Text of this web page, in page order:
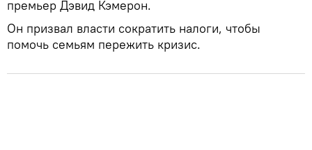
премьер Дэвид Кэмерон.
Он призвал власти сократить налоги, чтобы
помочь семьям пережить кризис.